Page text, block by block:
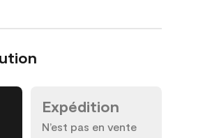
Expédition
N’est pas en vente